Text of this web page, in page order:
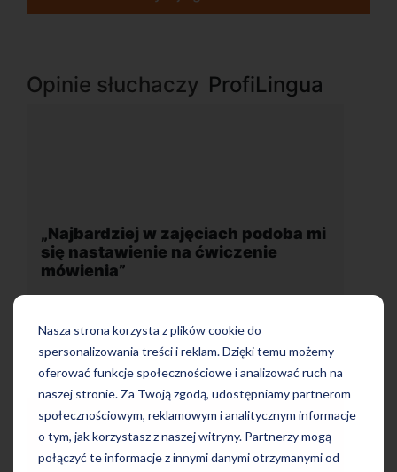
Nasza strona korzysta z plików cookie do
spersonalizowania treści i reklam. Dzięki temu możemy
oferować funkcje społecznościowe i analizować ruch na
naszej stronie. Za Twoją zgodą, udostępniamy partnerom
społecznościowym, reklamowym i analitycznym informacje
o tym, jak korzystasz z naszej witryny. Partnerzy mogą
połączyć te informacje z innymi danymi otrzymanymi od
Opinie słuchaczy ProfiLingua
podoba mi
„Wygodna, nowoczesna szkoła
położona w dogodnej lokalizacji”